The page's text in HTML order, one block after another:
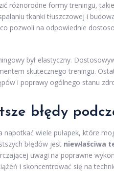
różnorodne formy treningu,
tkanki tłuszczowej i
pozwoli na odpowiednie
był elastyczny.
skutecznego treningu.
i poprawy ogólnego stanu
błędy
napotkać wiele pułapek, które
błędów jest niewłaściwa
uwagi na poprawne
i skoncentrować się na